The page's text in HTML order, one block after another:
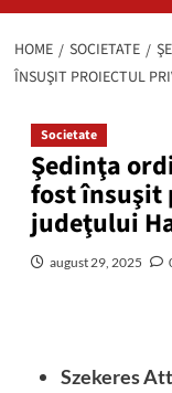
HOME SOCIETATE
ÎNSUŞIT PROIECTUL
Societate
Şedinţa
fost însuşit
judeţului
august 29, 2025
Szekeres